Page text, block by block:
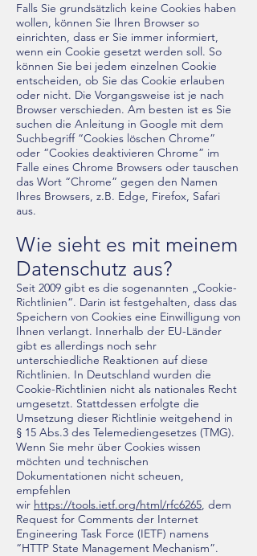
Falls Sie grundsätzlich keine Cookies haben
wollen, können Sie Ihren Browser so
einrichten, dass er Sie immer informiert,
wenn ein Cookie gesetzt werden soll. So
können Sie bei jedem einzelnen Cookie
entscheiden, ob Sie das Cookie erlauben
oder nicht. Die Vorgangsweise ist je nach
Browser verschieden. Am besten ist es Sie
suchen die Anleitung in Google mit dem
Suchbegriff “Cookies löschen Chrome”
oder “Cookies deaktivieren Chrome” im
Falle eines Chrome Browsers oder tauschen
das Wort “Chrome” gegen den Namen
Ihres Browsers, z.B. Edge, Firefox, Safari
aus.
Wie sieht es mit meinem
Datenschutz aus?
Seit 2009 gibt es die sogenannten „Cookie-
Richtlinien“. Darin ist festgehalten, dass das
Speichern von Cookies eine Einwilligung von
Ihnen verlangt. Innerhalb der EU-Länder
gibt es allerdings noch sehr
unterschiedliche Reaktionen auf diese
Richtlinien. In Deutschland wurden die
Cookie-Richtlinien nicht als nationales Recht
umgesetzt. Stattdessen erfolgte die
Umsetzung dieser Richtlinie weitgehend in
§ 15 Abs.3 des Telemediengesetzes (TMG).
Wenn Sie mehr über Cookies wissen
möchten und technischen
Dokumentationen nicht scheuen,
empfehlen
wir https://tools.ietf.org/html/rfc6265, dem
Request for Comments der Internet
Engineering Task Force (IETF) namens
“HTTP State Management Mechanism”.